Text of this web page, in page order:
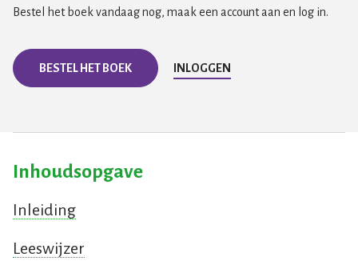
Bestel het boek vandaag nog, maak een account aan en log in.
BESTEL HET BOEK INLOGGEN
Inhoudsopgave
Inleiding
Leeswijzer